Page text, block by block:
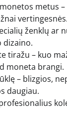
metus
ženklų ar
dizaino.
tiražu – kuo
moneta brangi.
– blizgios,
daugiau.